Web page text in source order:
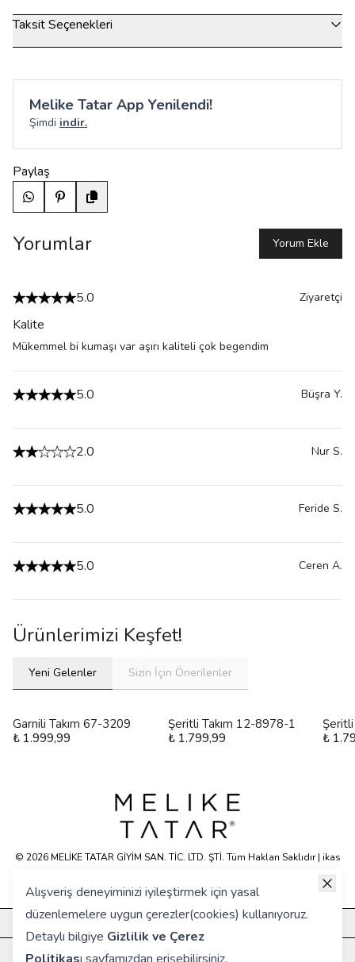
Alışveriş deneyiminizi iyileştirmek için yasal
düzenlemelere uygun çerezler(cookies) kullanıyoruz.
Detaylı bilgiye Gizlilik ve Çerez
Taksit Seçenekleri
Melike Tatar App Yenilendi!
Şimdi indir.
Paylaş
Yorumlar Yorum Ekle
5.0 Ziyaretçi
Kalite
Mükemmel bi kumaşı var aşırı kaliteli çok begendim
5.0 Büşra Y.
2.0 Nur S.
5.0 Feride S.
5.0 Ceren A.
Ürünlerimizi Keşfet!
Yeni Gelenler Sizin İçin Önerilenler
Garnili Takım 67-3209
₺ 1.999,99
Şeritli Takım 12-8978-1
₺ 1.799,99
₺
KURUMSAL
HIZLI ERİŞİM
© 2026 MELİKE TATAR GİYİM SAN. TİC. LTD. ŞTİ. Tüm Hakları Saklıdır | ikas